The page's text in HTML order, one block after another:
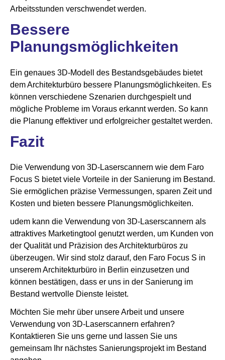
Arbeitsstunden verschwendet werden.
Bessere
Planungsmöglichkeiten
Ein genaues 3D-Modell des Bestandsgebäudes bietet
dem Architekturbüro bessere Planungsmöglichkeiten. Es
können verschiedene Szenarien durchgespielt und
mögliche Probleme im Voraus erkannt werden. So kann
die Planung effektiver und erfolgreicher gestaltet werden.
Fazit
Die Verwendung von 3D-Laserscannern wie dem Faro
Focus S bietet viele Vorteile in der Sanierung im Bestand.
Sie ermöglichen präzise Vermessungen, sparen Zeit und
Kosten und bieten bessere Planungsmöglichkeiten.
udem kann die Verwendung von 3D-Laserscannern als
attraktives Marketingtool genutzt werden, um Kunden von
der Qualität und Präzision des Architekturbüros zu
überzeugen. Wir sind stolz darauf, den Faro Focus S in
unserem Architekturbüro in Berlin einzusetzen und
können bestätigen, dass er uns in der Sanierung im
Bestand wertvolle Dienste leistet.
Möchten Sie mehr über unsere Arbeit und unsere
Verwendung von 3D-Laserscannern erfahren?
Kontaktieren Sie uns gerne und lassen Sie uns
gemeinsam Ihr nächstes Sanierungsprojekt im Bestand